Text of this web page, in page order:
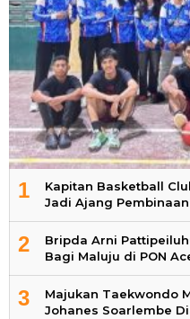
1
Kapitan Basketball
Jadi Ajang
2
Bripda Arni
Bagi Maluju di PON
3
Majukan Taekwondo
Johanes Soarlembe